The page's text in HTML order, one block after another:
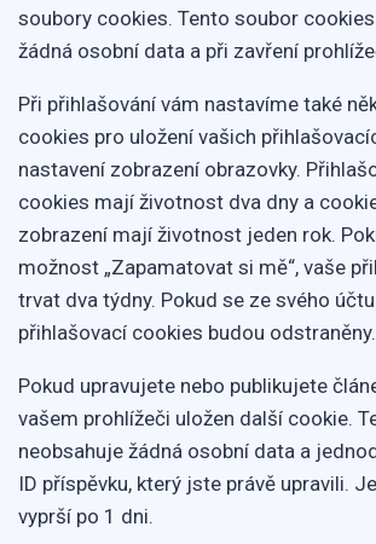
soubory cookies. Tento soubor
žádná osobní data a při zavření
Při přihlašování vám nastavíme také
cookies pro uložení vašich
nastavení zobrazení obrazovky.
cookies mají životnost dva dny a
zobrazení mají životnost jeden rok.
možnost „Zapamatovat si mě“, vaše
trvat dva týdny. Pokud se ze svého
přihlašovací cookies budou odstraněny.
Pokud upravujete nebo publikujete
vašem prohlížeči uložen další cookie.
neobsahuje žádná osobní data a
ID příspěvku, který jste právě upravili.
vyprší po 1 dni.